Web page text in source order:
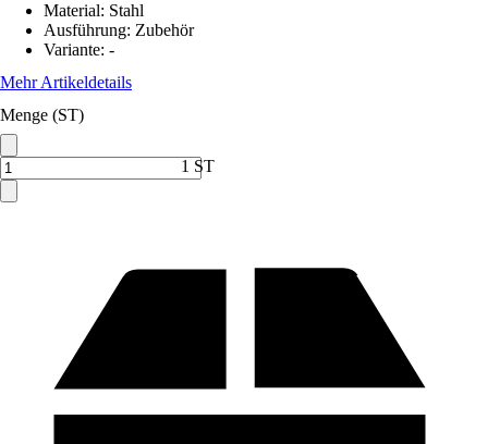
Material: Stahl
Ausführung: Zubehör
Variante: -
Mehr Artikeldetails
Menge (ST)
1 ST